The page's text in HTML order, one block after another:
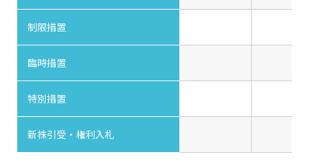
制限措置
臨時措置
特別措置
新株引受・権利入札